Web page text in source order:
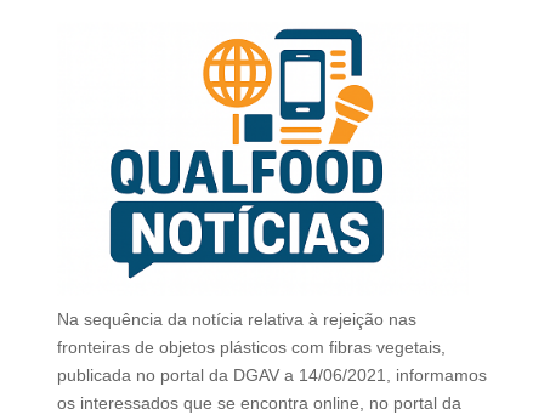
Na sequência da notícia relativa à rejeição nas
fronteiras de objetos plásticos com fibras vegetais,
publicada no portal da DGAV a 14/06/2021, informamos
os interessados que se encontra online, no portal da